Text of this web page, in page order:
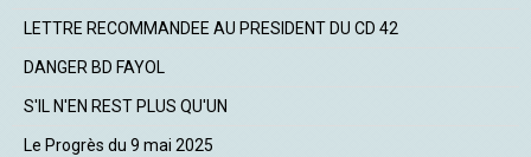
LETTRE RECOMMANDEE AU PRESIDENT DU CD 42
DANGER BD FAYOL
S'IL N'EN REST PLUS QU'UN
Le Progrès du 9 mai 2025